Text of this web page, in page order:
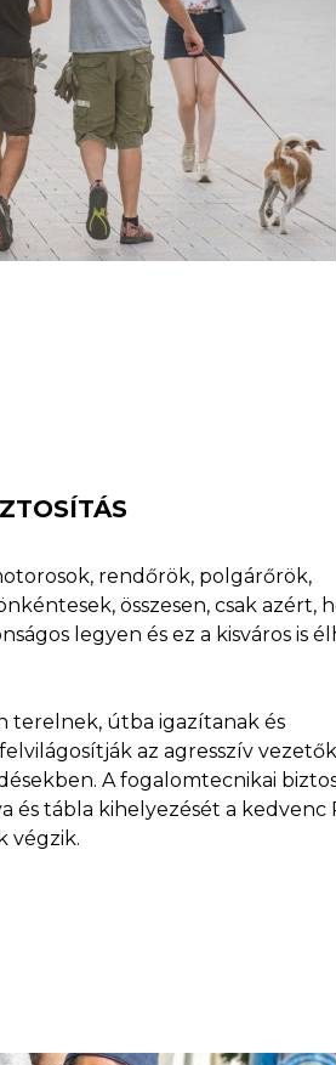
rendőrök, polgárőrök,
összesen, csak azért,
legyen és ez a kisváros is
terelnek, útba igazítanak és
az agresszív
A fogalomtecnikai
és tábla kihelyezését a kedvenc
végzik.